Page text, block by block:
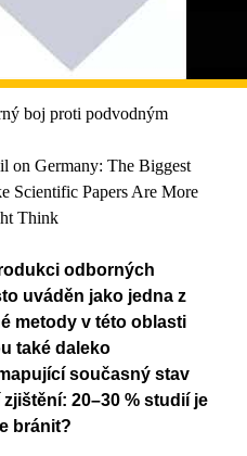
boj proti podvodným
on Germany: The Biggest
Scientific Papers Are More
Think
odborných
uváděn jako jedna z
metody v této oblasti
také daleko
současný stav
20–30 % studií je
bránit?